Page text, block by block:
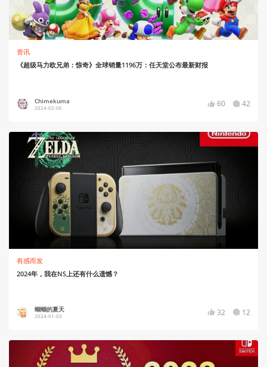
资讯
《超级马力欧兄弟：惊奇》全球销量1196万：任天堂公布最新财报
Chimekuma
2024-02-06 60 42
有感而发
2024年，我在NS上还有什么遗憾？
蝈蝈的夏天
2024-01-03 32 12